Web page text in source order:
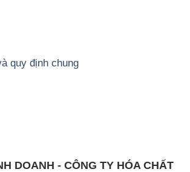
quy định chung
DOANH - CÔNG TY HÓA CHẤT